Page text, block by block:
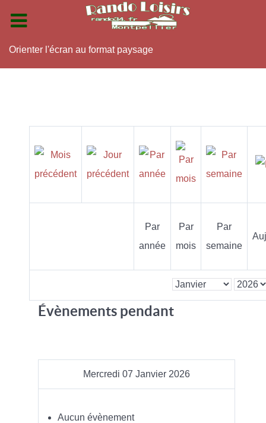
Orienter l'écran au format paysage
Par
année
Par
mois
Par
semaine
Évènements pendant
Mercredi 07 Janvier 2026
Aucun évènement